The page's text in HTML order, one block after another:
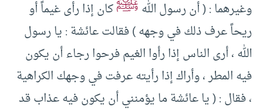
وغيرهما : ( أن رسول اللهﷺكان إذا رأى غيماً أو
ريحاً عرف ذلك في وجهه ) فقالت عائشة : يا رسول
الله ، أرى الناس إذا رأوا الغيم فرحوا رجاء أن يكون
فيه المطر ، وأراك إذا رأيته عرفت في وجهك الكراهية
، فقال : ( يا عائشة ما يؤمنني أن يكون فيه عذاب قد